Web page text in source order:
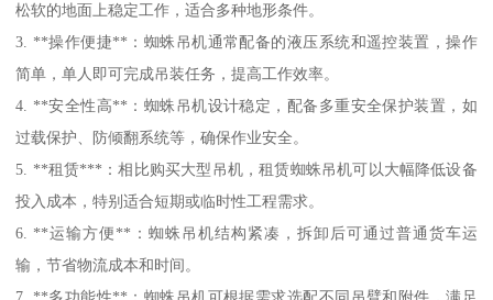
松软的地面上稳定工作，适合多种地形条件。
3. **操作便捷**：蜘蛛吊机通常配备的液压系统和遥控装置，操作
简单，单人即可完成吊装任务，提高工作效率。
4. **安全性高**：蜘蛛吊机设计稳定，配备多重安全保护装置，如
过载保护、防倾翻系统等，确保作业安全。
5. **租赁***：相比购买大型吊机，租赁蜘蛛吊机可以大幅降低设备
投入成本，特别适合短期或临时性工程需求。
6. **运输方便**：蜘蛛吊机结构紧凑，拆卸后可通过普通货车运
输，节省物流成本和时间。